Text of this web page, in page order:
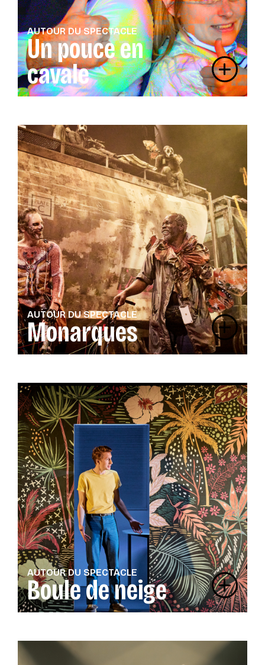
AUTOUR DU SPECTACLE
Un pouce en
cavale
AUTOUR DU SPECTACLE
Monarques
AUTOUR DU SPECTACLE
Boule de neige